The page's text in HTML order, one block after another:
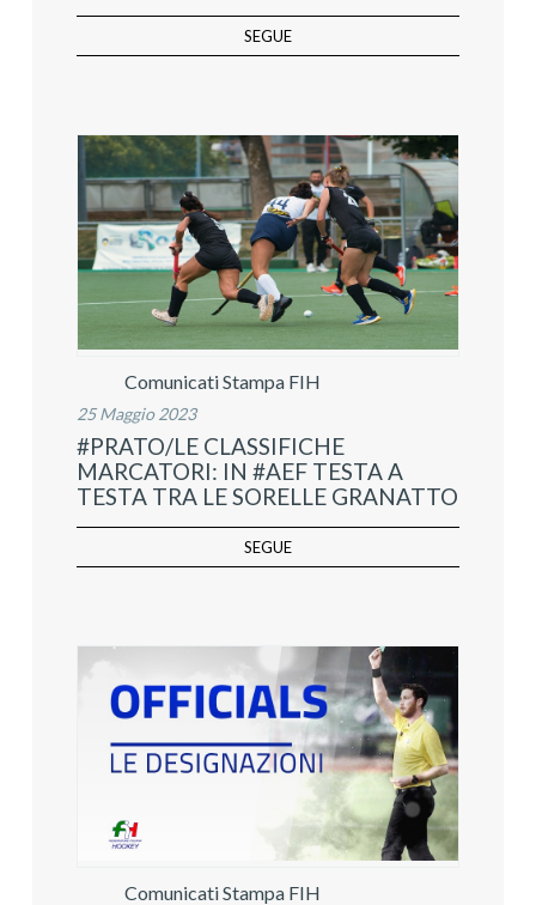
SEGUE
Comunicati Stampa FIH
25 Maggio 2023
#PRATO/LE CLASSIFICHE
MARCATORI: IN #AEF TESTA A
TESTA TRA LE SORELLE GRANATTO
SEGUE
Comunicati Stampa FIH